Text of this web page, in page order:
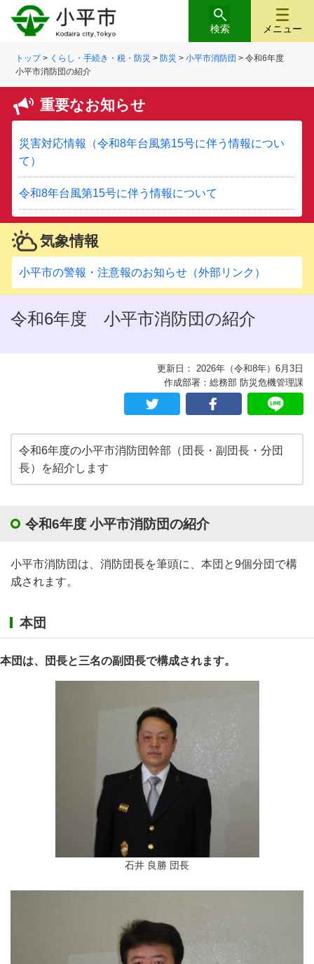
メニュー
検索
トップ> くらし・手続き・税・防災 > 防災 >小平市消防団 > 令和6年度
小平市消防団の紹介
重要なお知らせ
災害対応情報（令和8年台風第15号に伴う情報につい
て）
令和8年台風第15号に伴う情報について
気象情報
小平市の警報・注意報のお知らせ（外部リンク）
令和6年度 小平市消防団の紹介
更新日： 2026年（令和8年）6月3日
作成部署：総務部 防災危機管理課
令和6年度の小平市消防団幹部（団長・副団長・分団
長）を紹介します
令和6年度 小平市消防団の紹介
小平市消防団は、消防団長を筆頭に、本団と9個分団で構
成されます。
本団
本団は、団長と三名の副団長で構成されます。
石井 良勝 団長